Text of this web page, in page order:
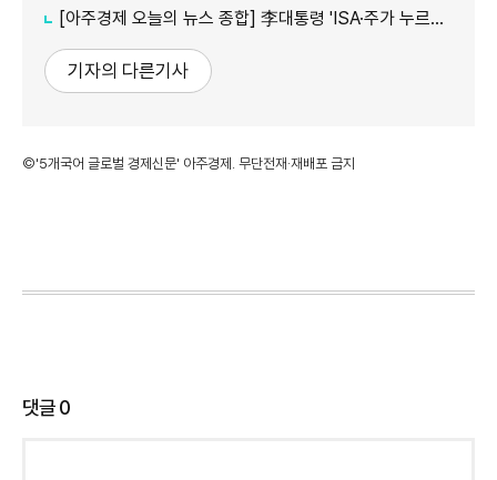
[아주경제 오늘의 뉴스 종합] 李대통령 'ISA·주가 누르기' 재검토…與 "환영" 野 "졸속 국정" 外
기자의 다른기사
©'5개국어 글로벌 경제신문' 아주경제. 무단전재·재배포 금지
댓글0